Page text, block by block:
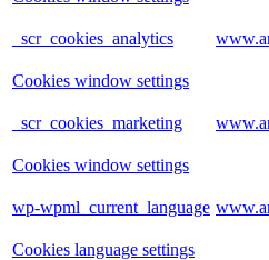
_scr_cookies_analytics
Cookies window settings
_scr_cookies_marketing
Cookies window settings
wp-wpml_current_language
Cookies language settings